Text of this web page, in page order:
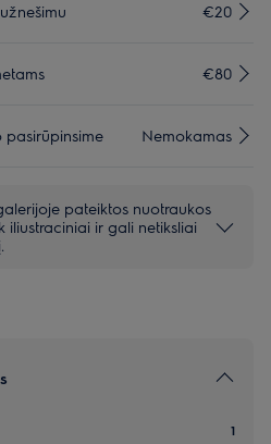
€20
€80
pasirūpinsime Nemokamas
pateiktos nuotraukos
iliustraciniai ir gali netiksliai
1